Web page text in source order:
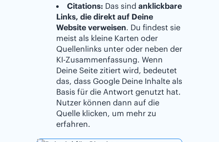
Citations: Das sind anklickbare
Links, die direkt auf Deine
Website verweisen. Du findest sie
meist als kleine Karten oder
Quellenlinks unter oder neben der
KI-Zusammenfassung. Wenn
Deine Seite zitiert wird, bedeutet
das, dass Google Deine Inhalte als
Basis für die Antwort genutzt hat.
Nutzer können dann auf die
Quelle klicken, um mehr zu
erfahren.